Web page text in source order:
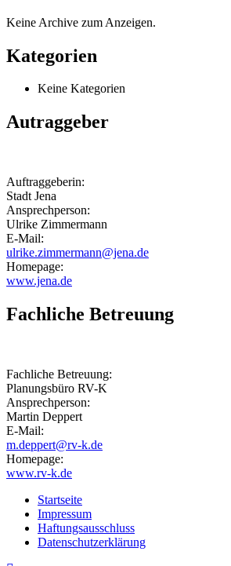
Keine Archive zum Anzeigen.
Kategorien
Keine Kategorien
Autraggeber
Auftraggeberin:
Stadt Jena
Ansprechperson:
Ulrike Zimmermann
E-Mail:
ulrike.zimmermann@jena.de
Homepage:
www.jena.de
Fachliche Betreuung
Fachliche Betreuung:
Planungsbüro RV-K
Ansprechperson:
Martin Deppert
E-Mail:
m.deppert@rv-k.de
Homepage:
www.rv-k.de
Startseite
Impressum
Haftungsausschluss
Datenschutzerklärung